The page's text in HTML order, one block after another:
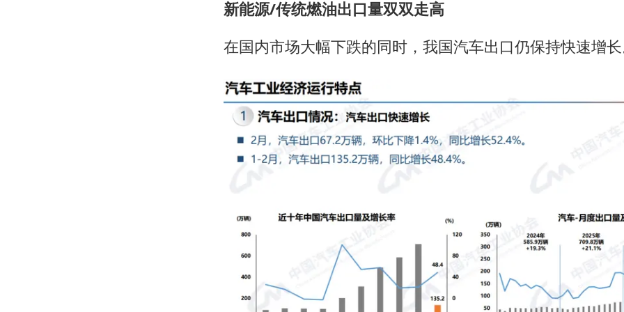
新能源/传统燃油出口量双双走高
在国内市场大幅下跌的同时，我国汽车出口仍保持快速增